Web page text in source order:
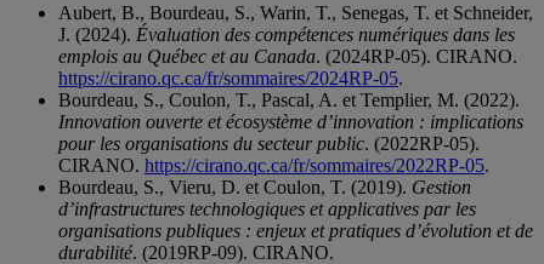
Aubert, B., Bourdeau, S., Warin, T., Senegas, T. et Schneider,
J. (2024). Évaluation des compétences numériques dans les
emplois au Québec et au Canada. (2024RP-05). CIRANO.
https://cirano.qc.ca/fr/sommaires/2024RP-05.
Bourdeau, S., Coulon, T., Pascal, A. et Templier, M. (2022).
Innovation ouverte et écosystème d’innovation : implications
pour les organisations du secteur public. (2022RP-05).
CIRANO. https://cirano.qc.ca/fr/sommaires/2022RP-05.
Bourdeau, S., Vieru, D. et Coulon, T. (2019). Gestion
d’infrastructures technologiques et applicatives par les
organisations publiques : enjeux et pratiques d’évolution et de
durabilité. (2019RP-09). CIRANO.